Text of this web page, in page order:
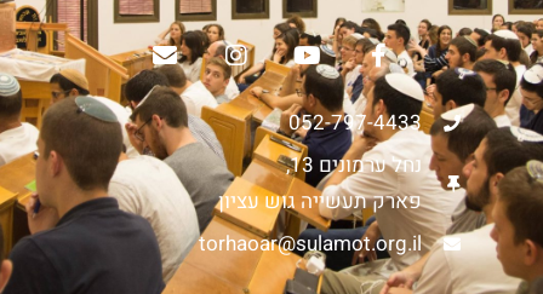
052-797-4433
נחל ערמונים 13,
פארק תעשייה גוש עציון
torhaoar@sulamot.org.il